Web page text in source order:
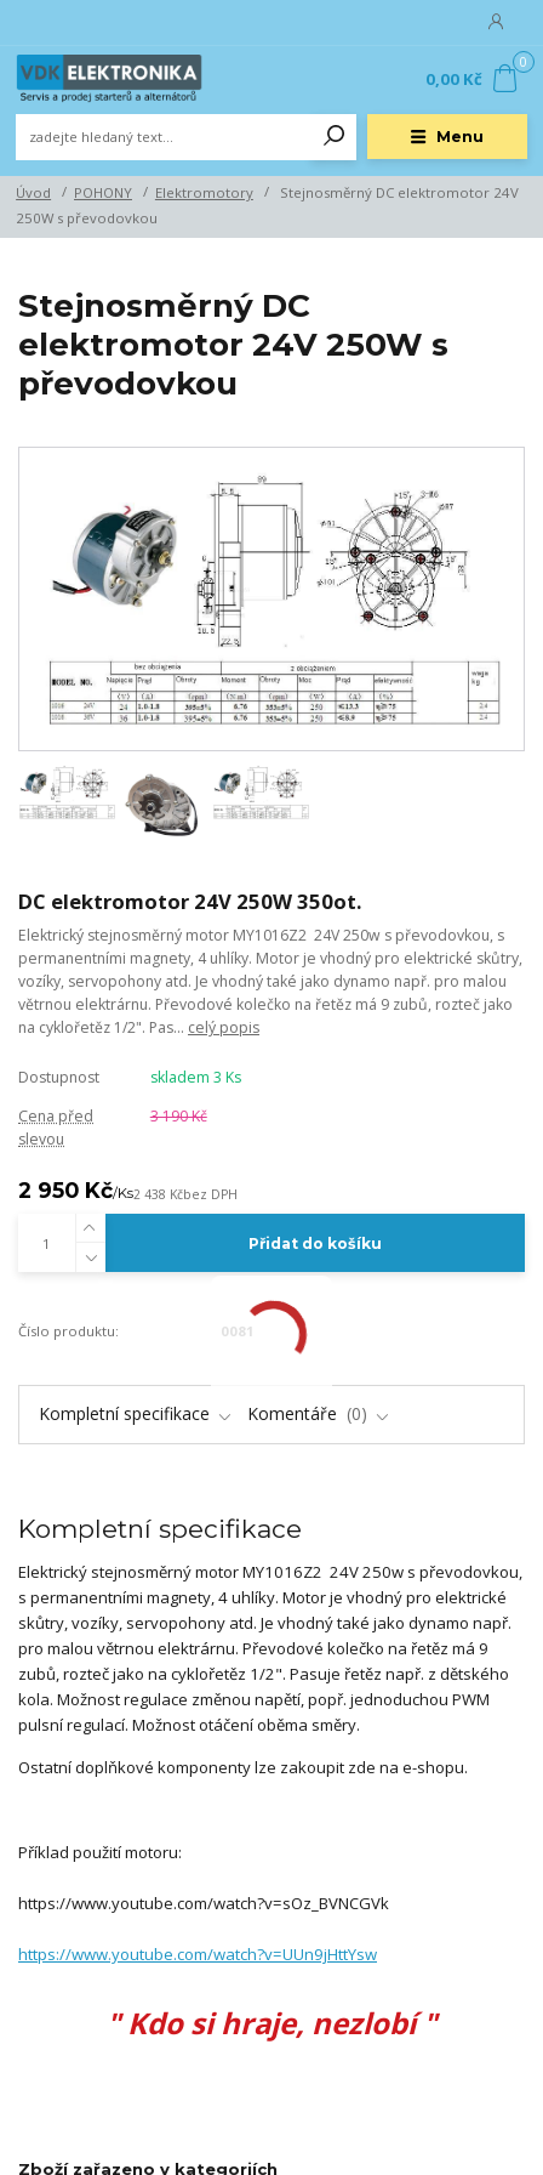
Menu
0
0,00 Kč
Úvod POHONY Elektromotory
Stejnosměrný DC elektromotor 24V
250W s převodovkou
Stejnosměrný DC
elektromotor 24V 250W s
převodovkou
DC elektromotor 24V 250W 350ot.
Elektrický stejnosměrný motor MY1016Z2 24V 250w s převodovkou, s
permanentními magnety, 4 uhlíky. Motor je vhodný pro elektrické skůtry,
vozíky, servopohony atd. Je vhodný také jako dynamo např. pro malou
větrnou elektrárnu. Převodové kolečko na řetěz má 9 zubů, rozteč jako
na cyklořetěz 1/2". Pas... celý popis
Dostupnost
skladem 3 Ks
Cena před
slevou
3 190 Kč
2 950 Kč/Ks2 438 Kčbez DPH
Přidat do košíku
Číslo produktu: 0081
Kompletní specifikace Komentáře 0
Kompletní specifikace
Elektrický stejnosměrný motor MY1016Z2 24V 250w s převodovkou,
s permanentními magnety, 4 uhlíky. Motor je vhodný pro elektrické
skůtry, vozíky, servopohony atd. Je vhodný také jako dynamo např.
pro malou větrnou elektrárnu. Převodové kolečko na řetěz má 9
zubů, rozteč jako na cyklořetěz 1/2". Pasuje řetěz např. z dětského
kola. Možnost regulace změnou napětí, popř. jednoduchou PWM
pulsní regulací. Možnost otáčení oběma směry.
Ostatní doplňkové komponenty lze zakoupit zde na e-shopu.
Příklad použití motoru:
https://www.youtube.com/watch?v=sOz_BVNCGVk
https://www.youtube.com/watch?v=UUn9jHttYsw
" Kdo si hraje, nezlobí "
Zboží zařazeno v kategoriích